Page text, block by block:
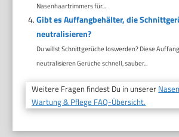
Nasenhaartrimmers für...
Gibt es Auffangbehälter, die
neutralisieren?
Du willst Schnittgerüche loswerden? Diese
neutralisieren Gerüche schnell, sauber...
Weitere Fragen findest Du in unserer
Wartung & Pflege FAQ-Übersicht.